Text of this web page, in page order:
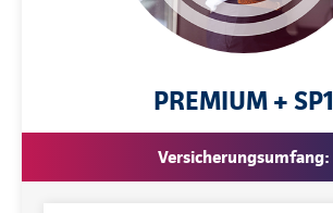
PREMIUM + SP1
Versicherungsumfang: